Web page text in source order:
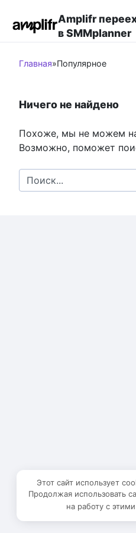
контенту
Amplifr
в SMMplanner
Главная»Популярное
Ничего не найдено
Похоже, мы не можем
Возможно, поможет
Search
for:
Этот сайт использует
Продолжая использовать
на работу с